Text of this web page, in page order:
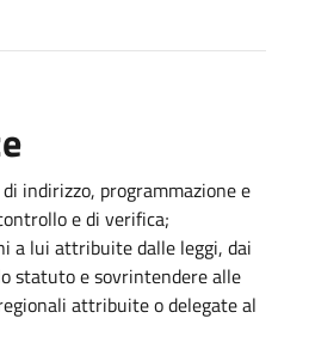
indirizzo, programmazione e
e di verifica;
a lui attribuite dalle leggi, dai
statuto e sovrintendere alle
attribuite o delegate al